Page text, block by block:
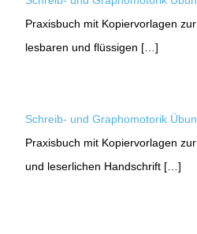
Praxisbuch mit Kopiervorlagen
lesbaren und flüssigen […]
Schreib- und Graphomotorik
Praxisbuch mit Kopiervorlagen
und leserlichen Handschrift […]